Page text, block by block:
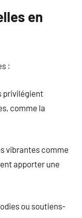
en
:
privilégient
comme la
vibrantes comme
apporter une
ou soutiens-